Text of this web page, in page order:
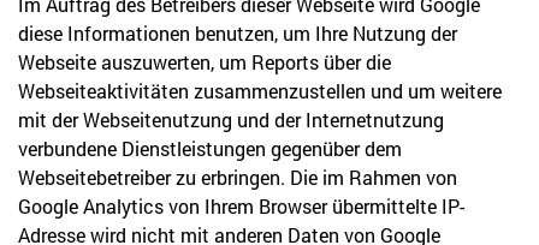
diese Informationen benutzen, um Ihre Nutzung der
Webseite auszuwerten, um Reports über die
Webseiteaktivitäten zusammenzustellen und um weitere
mit der Webseitenutzung und der Internetnutzung
verbundene Dienstleistungen gegenüber dem
Webseitebetreiber zu erbringen. Die im Rahmen von
Google Analytics von Ihrem Browser übermittelte IP-
Adresse wird nicht mit anderen Daten von Google